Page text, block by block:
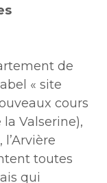
de
« site
cours
Valserine),
toutes
qui